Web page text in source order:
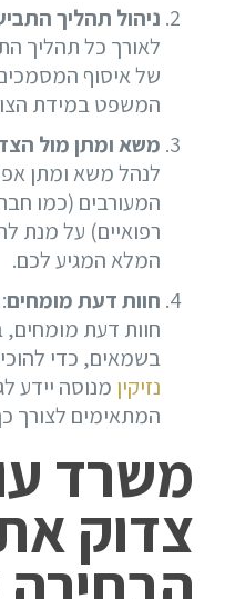
ניהול תהליך
לאורך כל תהליך
של איסוף
המשפט במידת
משא ומתן מול
לנהל משא ומתן
המעורבים (כמו
רפואיים) על מנת
המלא המגיע לכם.
חוות דעת מומחים
חוות דעת מומחים,
בשמאים, כדי
נזיקין מנוסה יידע
המתאימים לצורך
משרד
צדוק